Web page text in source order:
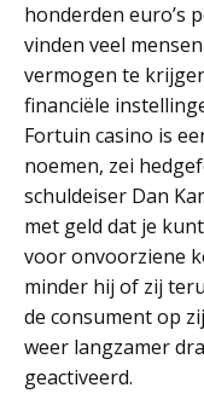
honderden euro’s
vinden veel
vermogen te
financiële
Fortuin casino is
noemen, zei
schuldeiser Dan
met geld dat je
voor onvoorziene
minder hij of zij
de consument op
weer langzamer
geactiveerd.